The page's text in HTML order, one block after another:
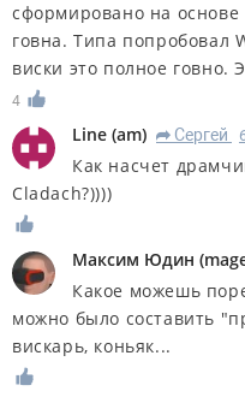
сформировано на основе
говна. Типа попробовал
виски это полное говно.
4
Line (am) R Сергей
Как насчет
Cladach?))))
Максим Юдин (
Какое можешь
можно было составить
вискарь, коньяк...